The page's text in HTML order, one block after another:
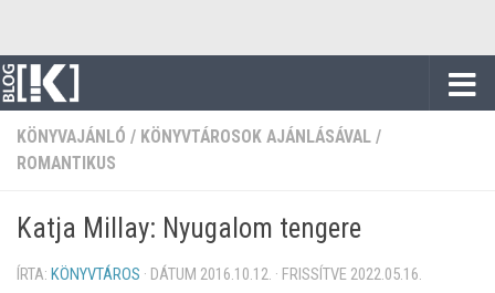
KÖNYVAJÁNLÓ / KÖNYVTÁROSOK AJÁNLÁSÁVAL /
ROMANTIKUS
Katja Millay: Nyugalom tengere
ÍRTA: KÖNYVTÁROS · DÁTUM 2016.10.12. · FRISSÍTVE 2022.05.16.